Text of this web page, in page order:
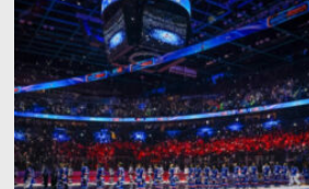
групп
на
ЧМ‑2027
в
Германии,
сборная
России
пропустит
турнир